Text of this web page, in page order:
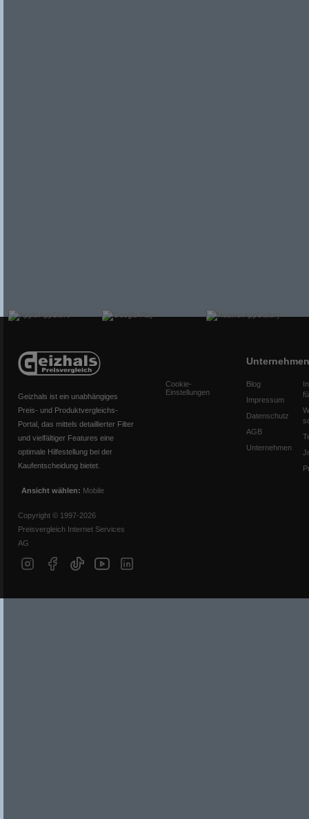
Geizhals ist ein unabhängiges
Preis- und Produktvergleichs-
Portal, das mittels detaillierter Filter
und vielfältiger Features eine
optimale Hilfestellung bei der
Kaufentscheidung bietet.
Ansicht wählen: Mobile
Copyright © 1997-2026
Preisvergleich Internet Services
AG
Cookie-
Einstellungen
Unternehmen
Blog
Impressum
Datenschutz
AGB
Unternehmen